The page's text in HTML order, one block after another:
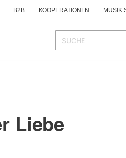
B2B KOOPERATIONEN MUSIK
Liebe